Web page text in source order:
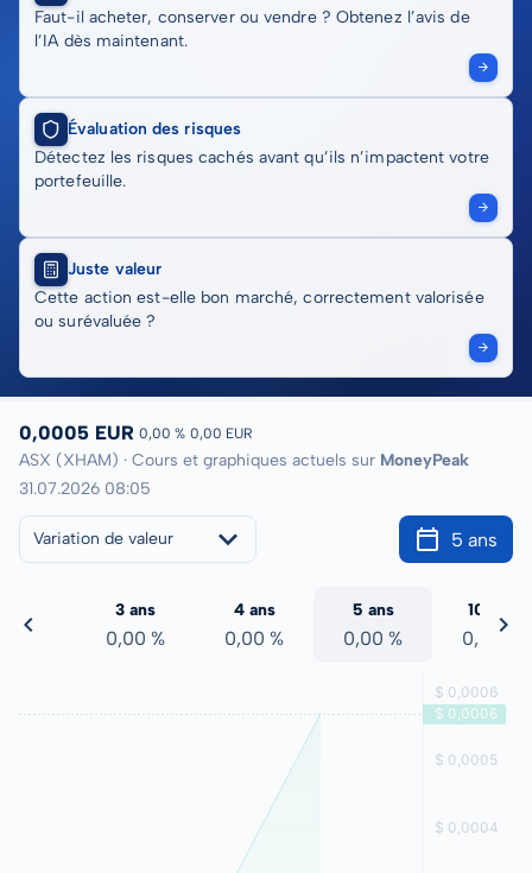
Faut-il acheter, conserver ou vendre ? Obtenez l’avis de
l’IA dès maintenant.
Évaluation des risques
Détectez les risques cachés avant qu’ils n’impactent votre
portefeuille.
Juste valeur
Cette action est-elle bon marché, correctement valorisée
ou surévaluée ?
0,0005 EUR 0,00 % 0,00 EUR
ASX (XHAM) · Cours et graphiques actuels sur MoneyPeak
31.07.2026 08:05
Variation de valeur 5 ans
%
3 ans
0,00 %
4 ans
0,00 %
5 ans
0,00 %
10 ans
0,00 %